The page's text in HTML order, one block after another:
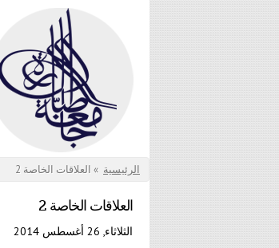
أنت هنا
الرئيسية » العلاقات الخاصة 2
العلاقات الخاصة 2
الثلاثاء, 26 أغسطس 2014